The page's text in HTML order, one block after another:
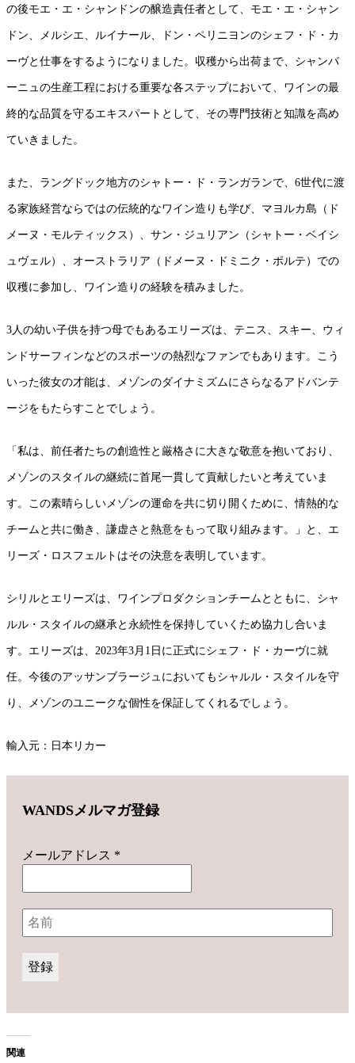
の後モエ・エ・シャンドンの醸造責任者として、モエ・エ・シャン
ドン、メルシエ、ルイナール、ドン・ペリニヨンのシェフ・ド・カ
ーヴと仕事をするようになりました。収穫から出荷まで、シャンパ
ーニュの生産工程における重要な各ステップにおいて、ワインの最
終的な品質を守るエキスパートとして、その専門技術と知識を高め
ていきました。
また、ラングドック地方のシャトー・ド・ランガランで、6世代に渡
る家族経営ならではの伝統的なワイン造りも学び、マヨルカ島（ド
メーヌ・モルティックス）、サン・ジュリアン（シャトー・ベイシ
ュヴェル）、オーストラリア（ドメーヌ・ドミニク・ポルテ）での
収穫に参加し、ワイン造りの経験を積みました。
3人の幼い子供を持つ母でもあるエリーズは、テニス、スキー、ウィ
ンドサーフィンなどのスポーツの熱烈なファンでもあります。こう
いった彼女の才能は、メゾンのダイナミズムにさらなるアドバンテ
ージをもたらすことでしょう。
「私は、前任者たちの創造性と厳格さに大きな敬意を抱いており、
メゾンのスタイルの継続に首尾一貫して貢献したいと考えていま
す。この素晴らしいメゾンの運命を共に切り開くために、情熱的な
チームと共に働き、謙虚さと熱意をもって取り組みます。」と、エ
リーズ・ロスフェルトはその決意を表明しています。
シリルとエリーズは、ワインプロダクションチームとともに、シャ
ルル・スタイルの継承と永続性を保持していくため協力し合いま
す。エリーズは、2023年3月1日に正式にシェフ・ド・カーヴに就
任。今後のアッサンブラージュにおいてもシャルル・スタイルを守
り、メゾンのユニークな個性を保証してくれるでしょう。
輸入元：日本リカー
WANDSメルマガ登録
メールアドレス *
関連